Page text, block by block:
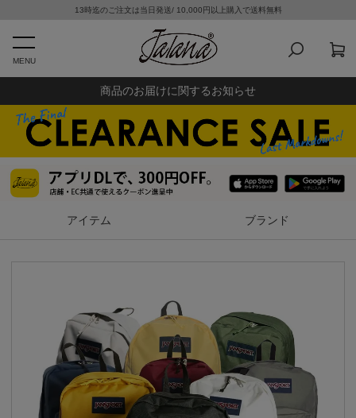
13時迄のご注文は当日発送/ 10,000円以上購入で送料無料
MENU
商品のお届けに関するお知らせ
アイテム ブランド